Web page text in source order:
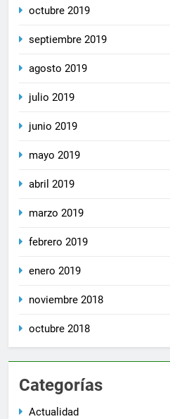
octubre 2019
septiembre 2019
agosto 2019
julio 2019
junio 2019
mayo 2019
abril 2019
marzo 2019
febrero 2019
enero 2019
noviembre 2018
octubre 2018
Categorías
Actualidad